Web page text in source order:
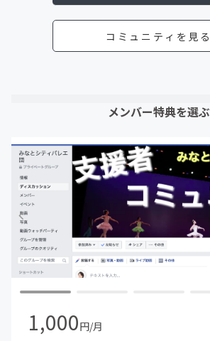
コミュニティを見る
メンバー特典を選ぶ
1,000円/月